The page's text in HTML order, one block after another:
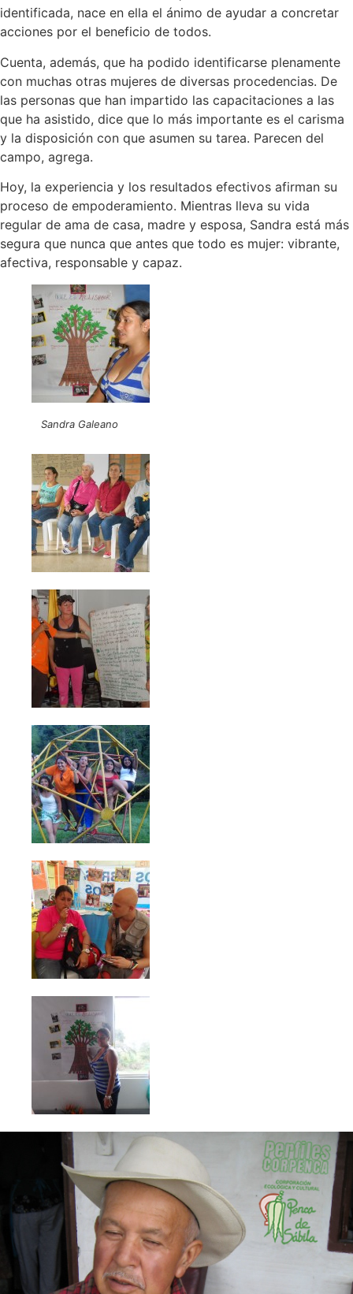
identificada, nace en ella el ánimo de ayudar a concretar
acciones por el beneficio de todos.
Cuenta, además, que ha podido identificarse plenamente
con muchas otras mujeres de diversas procedencias. De
las personas que han impartido las capacitaciones a las
que ha asistido, dice que lo más importante es el carisma
y la disposición con que asumen su tarea. Parecen del
campo, agrega.
Hoy, la experiencia y los resultados efectivos afirman su
proceso de empoderamiento. Mientras lleva su vida
regular de ama de casa, madre y esposa, Sandra está más
segura que nunca que antes que todo es mujer: vibrante,
afectiva, responsable y capaz.
Sandra Galeano